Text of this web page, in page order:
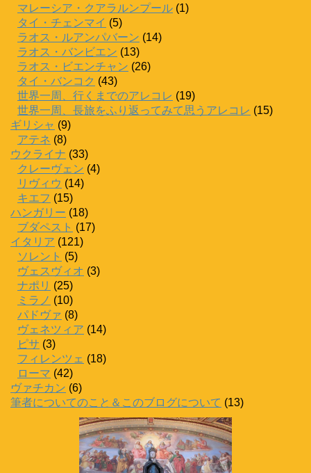
マレーシア・クアラルンプール (1)
タイ・チェンマイ (5)
ラオス・ルアンパバーン (14)
ラオス・バンビエン (13)
ラオス・ビエンチャン (26)
タイ・バンコク (43)
世界一周、行くまでのアレコレ (19)
世界一周、長旅をふり返ってみて思うアレコレ (15)
ギリシャ (9)
アテネ (8)
ウクライナ (33)
クレーヴェン (4)
リヴィウ (14)
キエフ (15)
ハンガリー (18)
ブダペスト (17)
イタリア (121)
ソレント (5)
ヴェスヴィオ (3)
ナポリ (25)
ミラノ (10)
パドヴァ (8)
ヴェネツィア (14)
ピサ (3)
フィレンツェ (18)
ローマ (42)
ヴァチカン (6)
筆者についてのこと＆このブログについて (13)